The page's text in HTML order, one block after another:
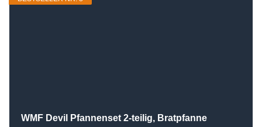
WMF Devil Pfannenset 2-teilig, Bratpfanne